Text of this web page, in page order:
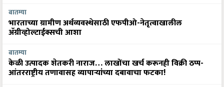
बातम्या
भारताच्या ग्रामीण अर्थव्यवस्थेसाठी एफपीओ-नेतृत्वाखालील
अ‍ॅग्रीव्होल्टाईक्सची आशा
बातम्या
केळी उत्पादक शेतकरी नाराज… लाखोंचा खर्च करूनही विक्री ठप्प-
आंतरराष्ट्रीय तणावासह व्यापाऱ्यांच्या दबावाचा फटका!